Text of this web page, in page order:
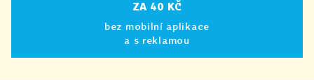
ZA 40 KČ
bez mobilní aplikace
a s reklamou